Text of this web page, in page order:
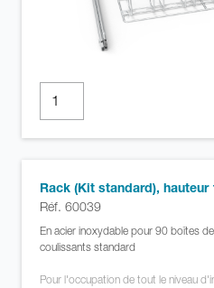
Rack (Kit standard), hauteur
Réf. 60039
En acier inoxydable pour 90 boîtes
coulissants standard
Pour l'occupation de tout le niveau